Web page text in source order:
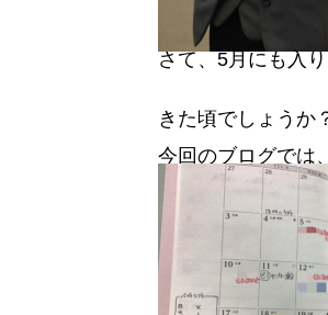
さて、5月にも入
きた頃でしょうか
今回のブログでは